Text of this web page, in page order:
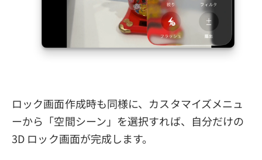
ロック画面作成時も同様に、カスタマイズメニュ
ーから「空間シーン」を選択すれば、自分だけの
3D ロック画面が完成します。